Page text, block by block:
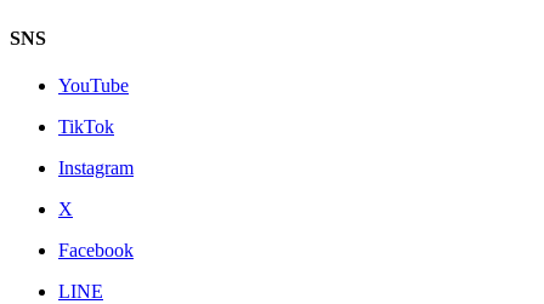
SNS
YouTube
TikTok
Instagram
X
Facebook
LINE